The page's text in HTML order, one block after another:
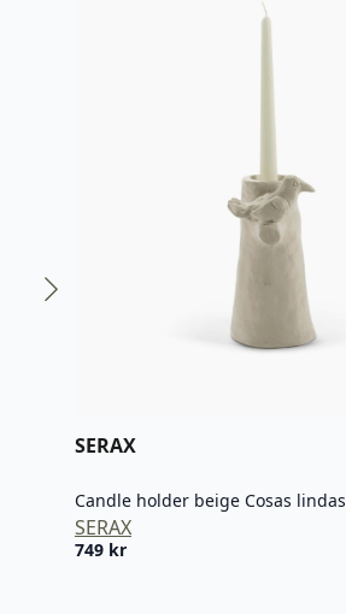
SERAX
Candle holder beige Cosas lindas
SERAX
749 kr